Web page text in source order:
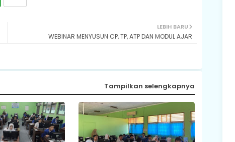
LEBIH BARU
WEBINAR MENYUSUN CP, TP, ATP DAN MODUL AJAR
Tampilkan selengkapnya